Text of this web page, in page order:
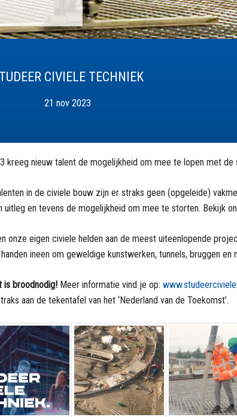
CIVIELE TECHNIEK
21 nov 2023
kreeg nieuw talent de mogelijkheid om mee te lopen met de
in de civiele bouw zijn er straks geen (opgeleide)
uitleg en tevens de mogelijkheid om mee te storten. Bekijk
onze eigen civiele helden aan de meest uiteenlopende
ineen om geweldige kunstwerken, tunnels, bruggen en
is broodnodig! Meer informatie vind je op:
aan de tekentafel van het ‘Nederland van de Toekomst’.